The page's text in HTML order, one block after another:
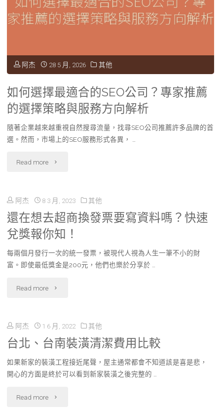
阿杰 28 5 月, 2026 其他
如何選擇最適合的SEO公司？專家推薦
的選擇策略與服務方向解析
隨著企業越來越重視自然搜尋流量，找尋SEO公司推薦許多品牌的首
選。然而，市場上的SEO服務形式各異， …
Read more "如
選
擇
最
適
公
司？
專
家
阿杰 8 3 月, 2023 其他
還在想去超商換發票要寫資料嗎？快速
兌獎報你知！
每兩個月發行一次的統一發票，被現代人視為人生一筆不小的財
富。即使最低獎金是200元，他們也樂於分享於 …
Read more "還
想
去
超
阿杰 1 6 月, 2022 其他
台北、台南裝潢清潔費用比較
如果新家的裝潢工程接近尾聲，屋主通常都會不知道該是喜是悲，
開心的方面是終於可以看到新家裝潢之後完整的 …
Read more "台